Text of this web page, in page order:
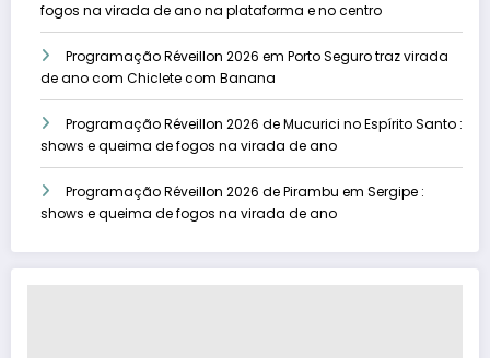
fogos na virada de ano na plataforma e no centro
Programação Réveillon 2026 em Porto Seguro traz virada
de ano com Chiclete com Banana
Programação Réveillon 2026 de Mucurici no Espírito Santo :
shows e queima de fogos na virada de ano
Programação Réveillon 2026 de Pirambu em Sergipe :
shows e queima de fogos na virada de ano